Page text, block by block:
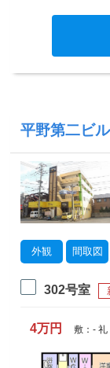
平野第二ビル
外観 間取図
302号室
4万円 敷：- 礼